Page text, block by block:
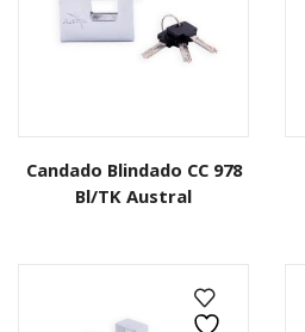
Candado Blindado CC 978
Bl/TK Austral